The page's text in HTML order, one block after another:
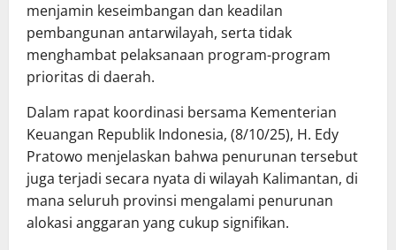
menjamin keseimbangan dan keadilan
pembangunan antarwilayah, serta tidak
menghambat pelaksanaan program-program
prioritas di daerah.
Dalam rapat koordinasi bersama Kementerian
Keuangan Republik Indonesia, (8/10/25), H. Edy
Pratowo menjelaskan bahwa penurunan tersebut
juga terjadi secara nyata di wilayah Kalimantan, di
mana seluruh provinsi mengalami penurunan
alokasi anggaran yang cukup signifikan.